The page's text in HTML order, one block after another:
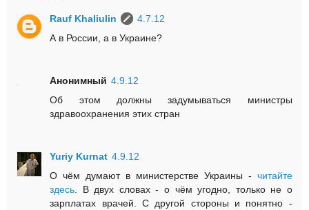
Rauf Khaliulin
4.7.12
А в России, а в Украине?
Анонимный 4.9.12
Об этом должны задумываться министры
здравоохранения этих стран
Yuriy Kurnat 4.9.12
О чём думают в министерстве Украины - читайте
здесь . В двух словах - о чём угодно, только не о
зарплатах врачей. С другой стороны и понятно -